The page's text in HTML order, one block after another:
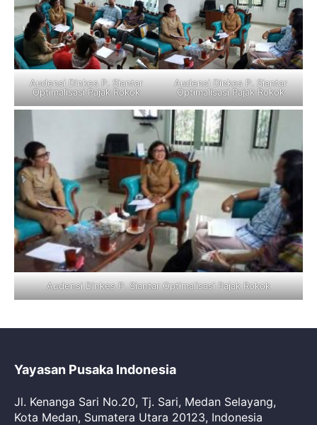
Audensi Dinkes P. Siantar
Optimalisasi Pajak Rokok
Audensi Dinkes P. Siantar
Optimalisasi Pajak Rokok
Audensi Dinkes P. Siantar Optimalisasi Pajak Rokok
Yayasan Pusaka Indonesia
Jl. Kenanga Sari No.20, Tj. Sari, Medan Selayang,
Kota Medan, Sumatera Utara 20123, Indonesia